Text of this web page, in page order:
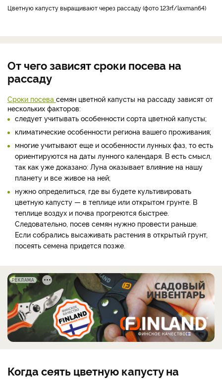
Цветную капусту выращивают через рассаду (фото 123rf/laxman64)
От чего зависят сроки посева на
рассаду
Сроки посева семян цветной капусты на рассаду зависят от
нескольких факторов:
следует учитывать особенности сорта цветной капусты;
климатические особенности региона вашего проживания;
многие учитывают еще и особенности лунных фаз, то есть
ориентируются на даты лунного календаря. В есть смысл,
так как уже доказано: Луна оказывает влияние на нашу
планету и все живое на ней;
нужно определиться, где вы будете культивировать
цветную капусту — в теплице или открытом грунте. В
теплице воздух и почва прогреются быстрее.
Следовательно, посев семян нужно провести раньше.
Если собрались высаживать растения в открытый грунт,
посеять семена придется позже.
РЕКЛАМА
Когда сеять цветную капусту на